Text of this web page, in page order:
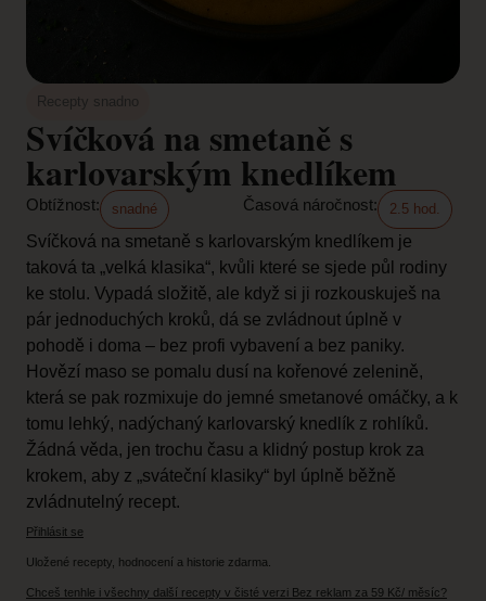
Recepty snadno
Svíčková na smetaně s
karlovarským knedlíkem
Obtížnost: snadné Časová náročnost: 2.5 hod.
Svíčková na smetaně s karlovarským knedlíkem je
taková ta „velká klasika“, kvůli které se sjede půl rodiny
ke stolu. Vypadá složitě, ale když si ji rozkouskuješ na
pár jednoduchých kroků, dá se zvládnout úplně v
pohodě i doma – bez profi vybavení a bez paniky.
Hovězí maso se pomalu dusí na kořenové zelenině,
která se pak rozmixuje do jemné smetanové omáčky, a k
tomu lehký, nadýchaný karlovarský knedlík z rohlíků.
Žádná věda, jen trochu času a klidný postup krok za
krokem, aby z „sváteční klasiky“ byl úplně běžně
zvládnutelný recept.
Přihlásit se
Uložené recepty, hodnocení a historie zdarma.
Chceš tenhle i všechny další recepty v čisté verzi Bez reklam za 59 Kč/ měsíc?